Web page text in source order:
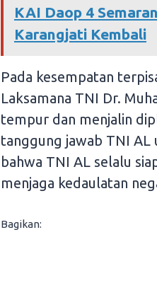
KAI Daop 4
Karangjati Kembali
Pada kesempatan
Laksamana TNI Dr.
tempur dan menjalin
tanggung jawab TNI
bahwa TNI AL selalu
menjaga kedaulatan
Bagikan: